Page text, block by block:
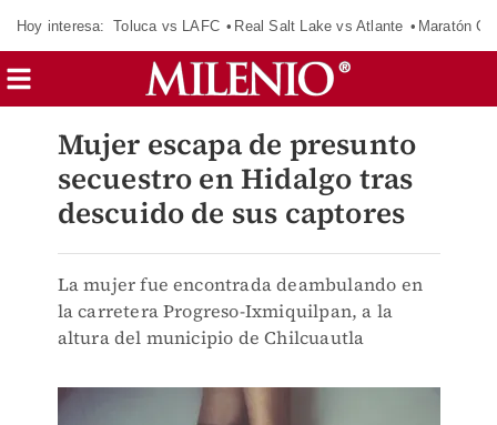
Hoy interesa: Toluca vs LAFC Real Salt Lake vs Atlante Maratón
Mujer escapa de presunto
secuestro en Hidalgo tras
descuido de sus captores
La mujer fue encontrada deambulando en
la carretera Progreso-Ixmiquilpan, a la
altura del municipio de Chilcuautla